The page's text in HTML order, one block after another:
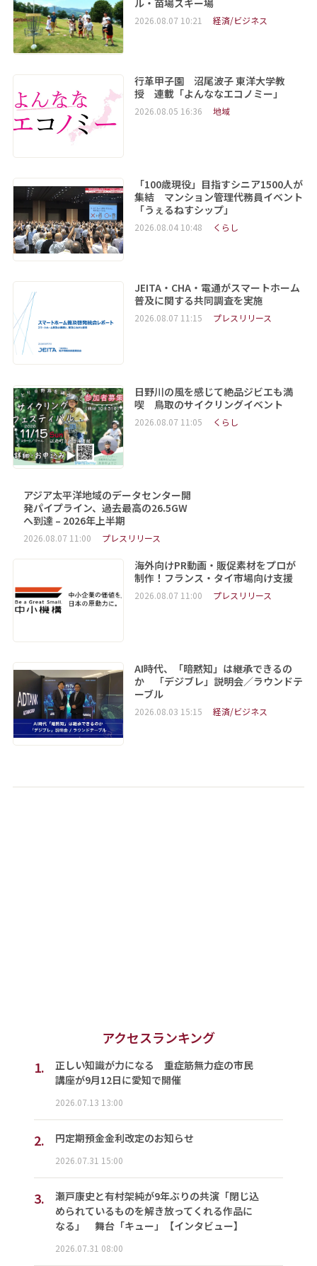
ル・苗場スキー場
2026.08.07 10:21 経済/ビジネス
行革甲子園 沼尾波子 東洋大学教
授 連載「よんななエコノミー」
2026.08.05 16:36 地域
「100歳現役」目指すシニア1500人が
集結 マンション管理代務員イベント
「うぇるねすシップ」
2026.08.04 10:48 くらし
JEITA・CHA・電通がスマートホーム
普及に関する共同調査を実施
2026.08.07 11:15 プレスリリース
日野川の風を感じて絶品ジビエも満
喫 鳥取のサイクリングイベント
2026.08.07 11:05 くらし
アジア太平洋地域のデータセンター開
発パイプライン、過去最高の26.5GW
へ到達 – 2026年上半期
2026.08.07 11:00 プレスリリース
海外向けPR動画・販促素材をプロが
制作！フランス・タイ市場向け支援
2026.08.07 11:00 プレスリリース
AI時代、「暗黙知」は継承できるの
か 「デジブレ」説明会／ラウンドテ
ーブル
2026.08.03 15:15 経済/ビジネス
アクセスランキング
1.
正しい知識が力になる 重症筋無力症の市民
講座が9月12日に愛知で開催
2026.07.13 13:00
2. 円定期預金金利改定のお知らせ
2026.07.31 15:00
3.
瀬戸康史と有村架純が9年ぶりの共演「閉じ込
められているものを解き放ってくれる作品に
なる」 舞台「キュー」【インタビュー】
2026.07.31 08:00